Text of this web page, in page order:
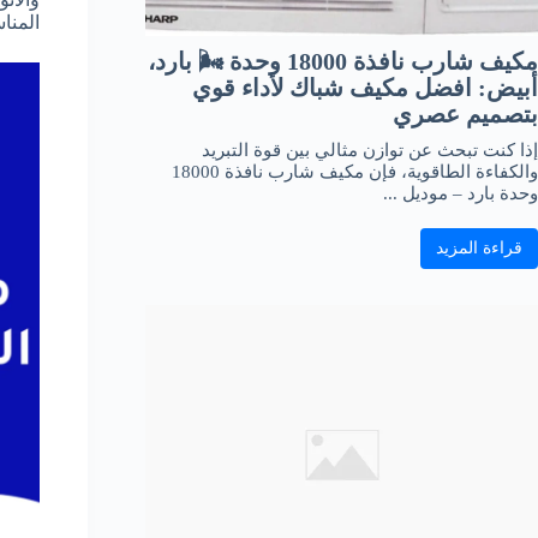
مكيف شارب نافذة 18000 وحدة 🌬️ بارد،
أبيض: افضل مكيف شباك لأداء قوي
بتصميم عصري
إذا كنت تبحث عن توازن مثالي بين قوة التبريد
والكفاءة الطاقوية، فإن مكيف شارب نافذة 18000
وحدة بارد – موديل ...
قراءة المزيد